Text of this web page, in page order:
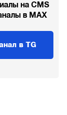
на CMS
в MAX
в TG